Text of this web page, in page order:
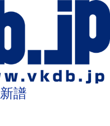
新譜